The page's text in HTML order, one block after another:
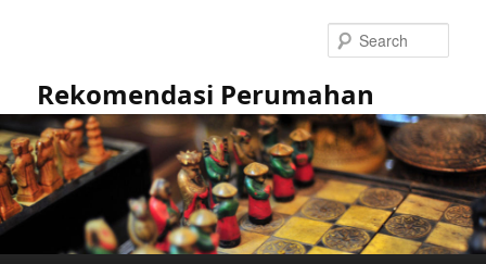
Rekomendasi Perumahan